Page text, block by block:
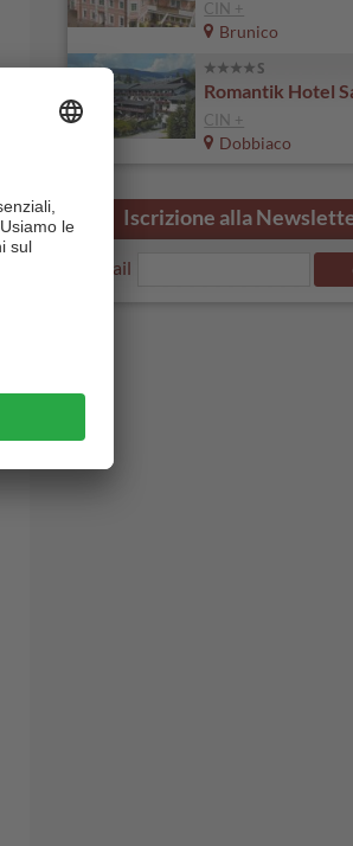
CIN +
Brunico
Romantik Hotel
CIN +
Dobbiaco
Iscrizione alla
E-Mail